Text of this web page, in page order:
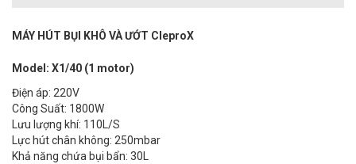
MÁY HÚT BỤI KHÔ VÀ ƯỚT CleproX
Model: X1/40 (1 motor)
Điện áp: 220V
Công Suất: 1800W
Lưu lượng khí: 110L/S
Lực hút chân không: 250mbar
Khả năng chứa bụi bẩn: 30L